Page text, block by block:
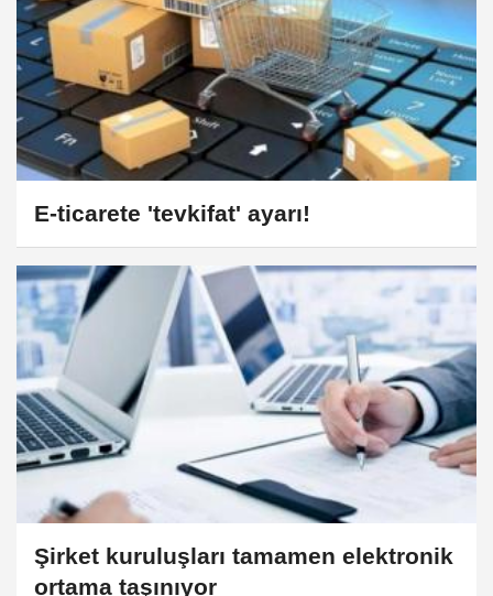
E-ticarete 'tevkifat' ayarı!
Şirket kuruluşları tamamen elektronik
ortama taşınıyor